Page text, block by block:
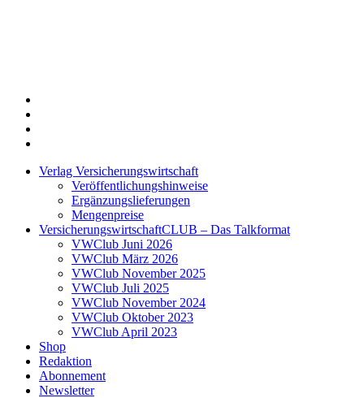
Verlag Versicherungswirtschaft
Veröffentlichungshinweise
Ergänzungslieferungen
Mengenpreise
VersicherungswirtschaftCLUB – Das Talkformat
VWClub Juni 2026
VWClub März 2026
VWClub November 2025
VWClub Juli 2025
VWClub November 2024
VWClub Oktober 2023
VWClub April 2023
Shop
Redaktion
Abonnement
Newsletter